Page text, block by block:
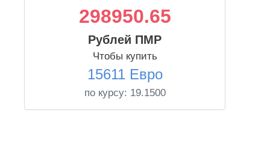
298950.65
Рублей ПМР
Чтобы купить
15611 Евро
по курсу: 19.1500